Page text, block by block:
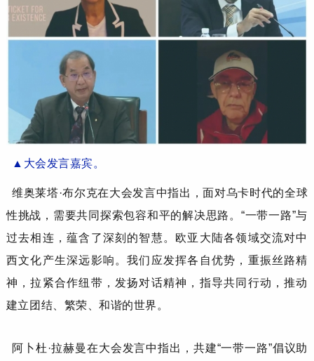
▲ 大会发言嘉宾。
维奥莱塔·布尔克在大会发言中指出，面对乌卡时代的全球
性挑战，需要共同探索包容和平的解决思路。 “一带一路”与
过去相连，蕴含了深刻的智慧。欧亚大陆各领域交流对中
西文化产生深远影响。我们应发挥各自优势，重振丝路精
神，拉紧合作纽带，发扬对话精神，指导共同行动，推动
建立团结、繁荣、和谐的世界。
阿卜杜 ·拉赫曼在大会发言中指出， 共建“一带一路”倡议助